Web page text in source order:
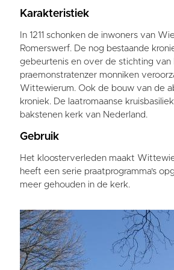
Karakteristiek
In 1211 schonken de inwoners van
Romerswerf. De nog bestaande
gebeurtenis en over de stichting
praemonstratenzer monniken
Wittewierum. Ook de bouw van de
kroniek. De laatromaanse
bakstenen kerk van Nederland.
Gebruik
Het kloosterverleden maakt
heeft een serie praatprogramma's
meer gehouden in de kerk.